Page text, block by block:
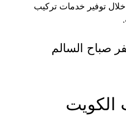
توفير خدمات تركيب
صباح السالم
الكويت